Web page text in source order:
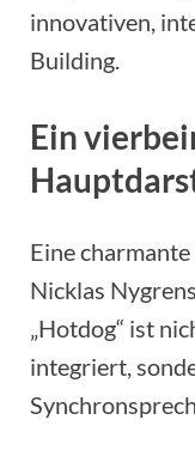
innovativen,
Building.
Ein
Eine
Nicklas
„Hotdog“ ist
integriert,